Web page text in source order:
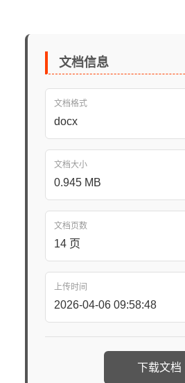
文档信息
文档格式
docx
文档大小
0.945 MB
文档页数
14 页
上传时间
2026-04-06 09:58:48
下载文档